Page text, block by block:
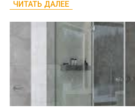
ЧИТАТЬ ДАЛЕЕ